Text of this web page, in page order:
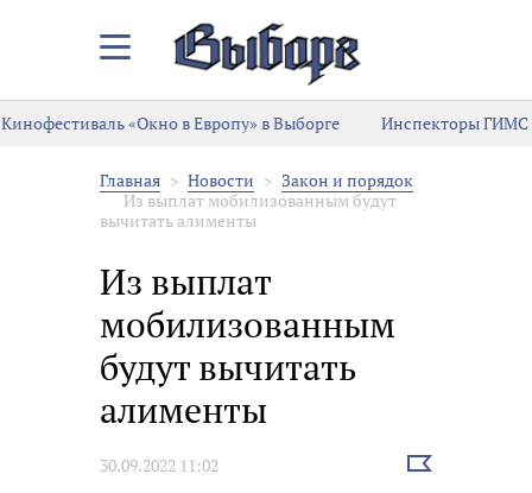
Закрыть/
меню
Кинофестиваль «Окно в Европу» в Выборге
Инспекторы ГИМС
Главная Новости
Закон и порядок
Из выплат мобилизованным будут
вычитать алименты
Из выплат
мобилизованным
будут вычитать
алименты
30.09.2022 11:02
Выбрать